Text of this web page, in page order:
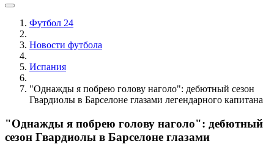
Футбол 24
Новости футбола
Испания
"Однажды я побрею голову наголо": дебютный сезон
Гвардиолы в Барселоне глазами легендарного капитана
"Однажды я побрею голову наголо": дебютный
сезон Гвардиолы в Барселоне глазами